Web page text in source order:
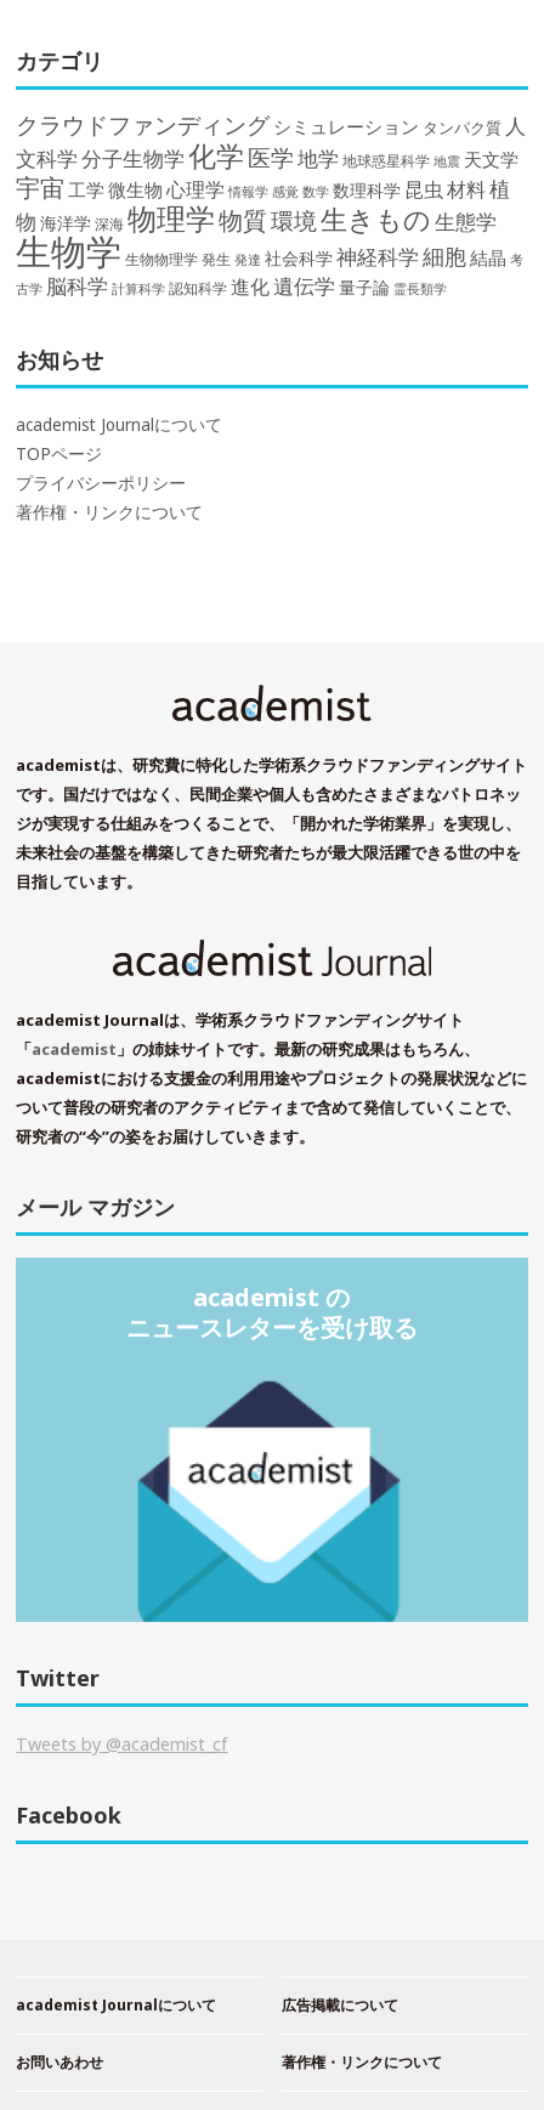
カテゴリ
クラウドファンディングシミュレーション タンパク質 人
文科学分子生物学化学医学地学 地球惑星科学 地震 天文学
宇宙 工学 微生物 心理学 情報学 感覚 数学 数理科学 昆虫 材料植
物 海洋学 深海 物理学物質環境生きもの 生態学
生物学 生物物理学 発生 発達 社会科学神経科学細胞結晶 考
古学 脳科学 計算科学 認知科学 進化遺伝学 量子論 霊長類学
お知らせ
academist Journalについて
TOPページ
プライバシーポリシー
著作権・リンクについて
academistは、研究費に特化した学術系クラウドファンディングサイト
です。国だけではなく、民間企業や個人も含めたさまざまなパトロネッ
ジが実現する仕組みをつくることで、「開かれた学術業界」を実現し、
未来社会の基盤を構築してきた研究者たちが最大限活躍できる世の中を
目指しています。
academist Journalは、学術系クラウドファンディングサイト
「academist 」の姉妹サイトです。最新の研究成果はもちろん、
academistにおける支援金の利用用途やプロジェクトの発展状況などに
ついて普段の研究者のアクティビティまで含めて発信していくことで、
研究者の“今”の姿をお届けしていきます。
メール マガジン
academist の
ニュースレターを受け取る
Twitter
Tweets by @academist_cf
Facebook
academist Journalについて
お問いあわせ
広告掲載について
著作権・リンクについて